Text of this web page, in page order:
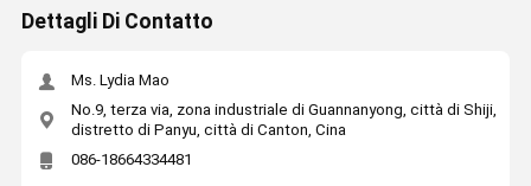
Dettagli Di Contatto
Ms. Lydia Mao
No.9, terza via, zona industriale di Guannanyong, città di Shiji,
distretto di Panyu, città di Canton, Cina
086-18664334481